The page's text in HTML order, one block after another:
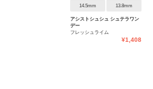
14.5mm 13.8mm
アシストシュシュ シュテラワン
デー
フレッシュライム
¥1,408